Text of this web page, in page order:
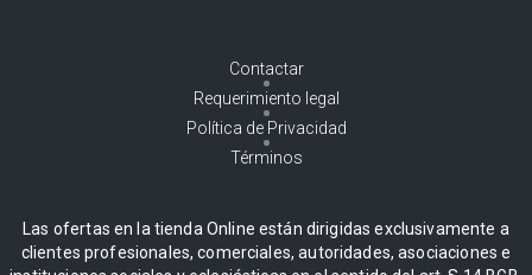
Contactar
Requerimiento legal
Política de Privacidad
Términos
Las ofertas en la tienda Online están dirigidas exclusivamente a
clientes profesionales, comerciales, autoridades, asociaciones e